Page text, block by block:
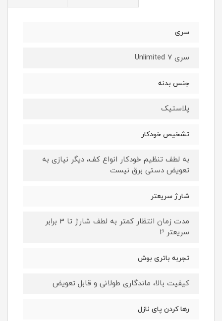
سری
سری Unlimited 7
جنس بدنه
پلاستیک
تشخیص خودکار
به لطف تنظیم خودکار انواع کف، دیگر نیازی به
تعویض دستی برق نیست
شارژ سریعتر
مدت زمان انتظار کمتر به لطف شارژ تا 3 برابر
سریعتر 1⁹
تجربه باتری بوش
کیفیت بالا، ماندگاری طولانی و قابل تعویض
رها کردن پای نازل